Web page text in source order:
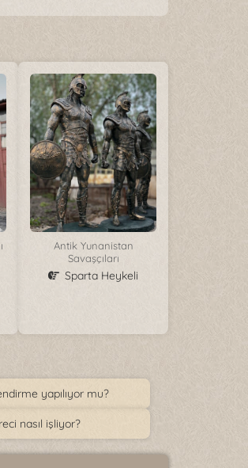
Antik Yunanistan
Savaşçıları
Sparta Heykeli
yapılıyor mu?
nasıl işliyor?